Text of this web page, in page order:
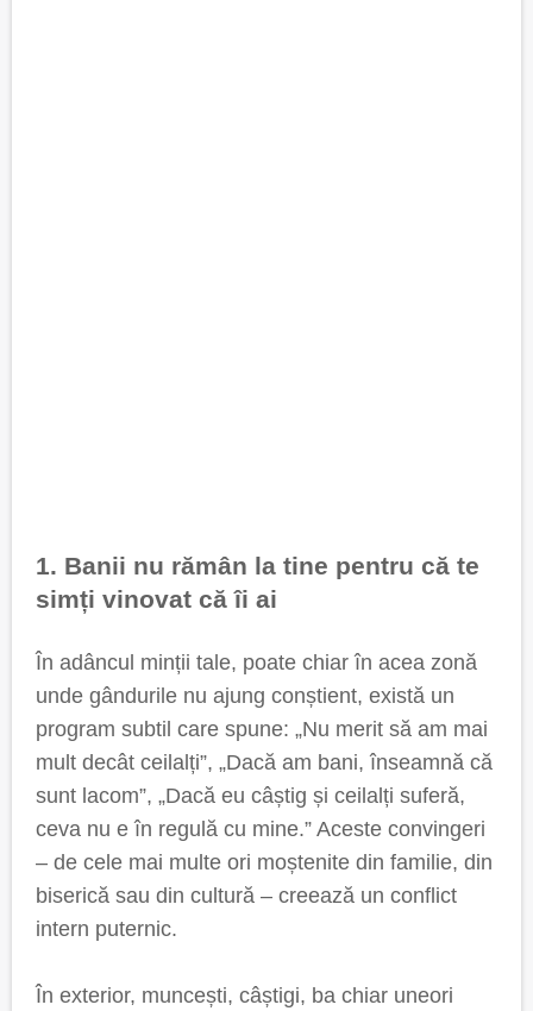
1. Banii nu rămân la tine pentru că te
simți vinovat că îi ai
În adâncul minții tale, poate chiar în acea zonă
unde gândurile nu ajung conștient, există un
program subtil care spune: „Nu merit să am mai
mult decât ceilalți”, „Dacă am bani, înseamnă că
sunt lacom”, „Dacă eu câștig și ceilalți suferă,
ceva nu e în regulă cu mine.” Aceste convingeri
– de cele mai multe ori moștenite din familie, din
biserică sau din cultură – creează un conflict
intern puternic.
În exterior, muncești, câștigi, ba chiar uneori